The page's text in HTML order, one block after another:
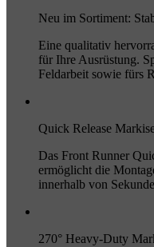
Neu im Sortiment:
Eine qualitativ
für Ihre Ausrüstung.
Feldarbeit sowie fürs
Quick Release
Das Front Runner
ermöglicht die
innerhalb von
270° Heavy-Duty